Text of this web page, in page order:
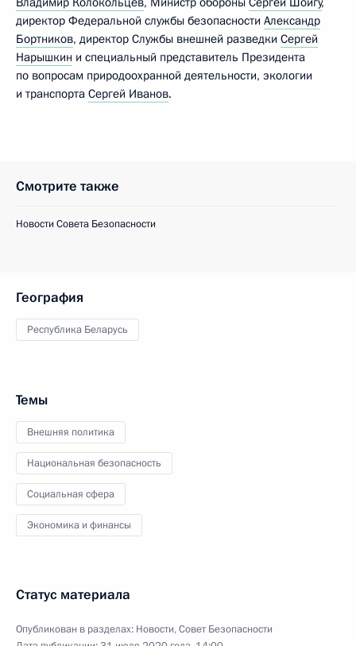
директор Федеральной службы безопасности Александр
Бортников, директор Службы внешней разведки Сергей
Нарышкин и специальный представитель Президента
по вопросам природоохранной деятельности, экологии
и транспорта Сергей Иванов.
Смотрите также
Новости Совета Безопасности
География
Республика Беларусь
Темы
Внешняя политика
Национальная безопасность
Социальная сфера
Экономика и финансы
Статус материала
Опубликован в разделах: Новости,Совет Безопасности